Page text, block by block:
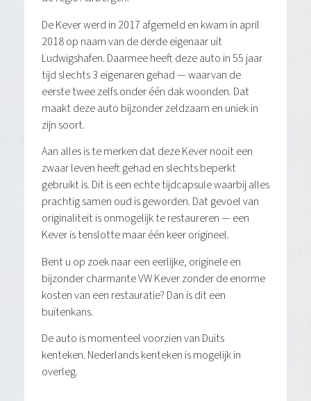
De Kever werd in 2017 afgemeld en kwam in april
2018 op naam van de derde eigenaar uit
Ludwigshafen. Daarmee heeft deze auto in 55 jaar
tijd slechts 3 eigenaren gehad — waarvan de
eerste twee zelfs onder één dak woonden. Dat
maakt deze auto bijzonder zeldzaam en uniek in
zijn soort.
Aan alles is te merken dat deze Kever nooit een
zwaar leven heeft gehad en slechts beperkt
gebruikt is. Dit is een echte tijdcapsule waarbij alles
prachtig samen oud is geworden. Dat gevoel van
originaliteit is onmogelijk te restaureren — een
Kever is tenslotte maar één keer origineel.
Bent u op zoek naar een eerlijke, originele en
bijzonder charmante VW Kever zonder de enorme
kosten van een restauratie? Dan is dit een
buitenkans.
De auto is momenteel voorzien van Duits
kenteken. Nederlands kenteken is mogelijk in
overleg.